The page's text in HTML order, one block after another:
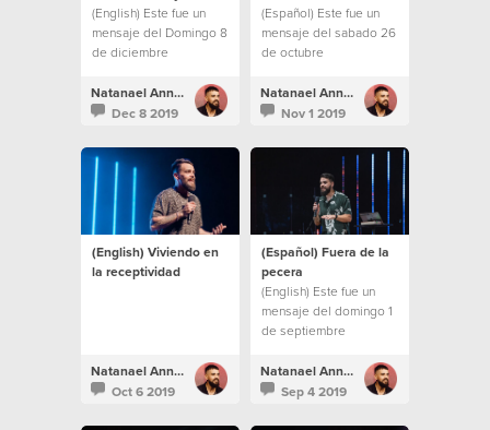
(English) Este fue un
mensaje del Domingo 8
de diciembre
Natanael Annacondia
Dec 8 2019
(Español) Este fue un
mensaje del sabado 26
de octubre
Natanael Annacondia
Nov 1 2019
(English) Viviendo en
la receptividad
Natanael Annacondia
Oct 6 2019
(Español) Fuera de la
pecera
(English) Este fue un
mensaje del domingo 1
de septiembre
Natanael Annacondia
Sep 4 2019